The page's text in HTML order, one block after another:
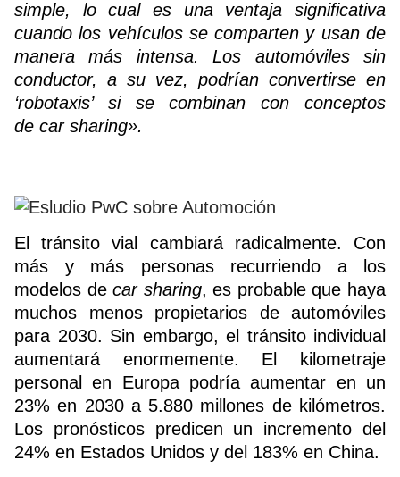
simple, lo cual es una ventaja significativa
cuando los vehículos se comparten y usan de
manera más intensa. Los automóviles sin
conductor, a su vez, podrían convertirse en
‘robotaxis’ si se combinan con conceptos
de car sharing».
El tránsito vial cambiará radicalmente. Con
más y más personas recurriendo a los
modelos decar sharing, es probable que haya
muchos menos propietarios de automóviles
para 2030. Sin embargo, el tránsito individual
aumentará enormemente. El kilometraje
personal en Europa podría aumentar en un
23% en 2030 a 5.880 millones de kilómetros.
Los pronósticos predicen un incremento del
24% en Estados Unidos y del 183% en China.